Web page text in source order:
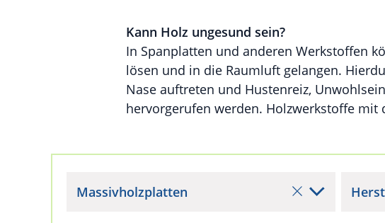
Kann Holz ungesund sein?
In Spanplatten und anderen Werkstoffen
lösen und in die Raumluft gelangen.
Nase auftreten und Hustenreiz,
hervorgerufen werden. Holzwerkstoffe
Massivholzplatten